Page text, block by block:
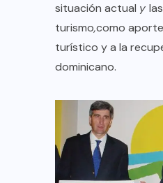
situación actual y
turismo,como
turístico y a la
dominicano.